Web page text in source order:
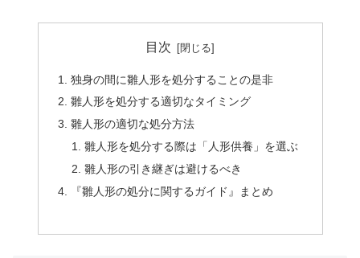
目次
独身の間に雛人形を処分することの是非
雛人形を処分する適切なタイミング
雛人形の適切な処分方法
雛人形を処分する際は「人形供養」を選ぶ
雛人形の引き継ぎは避けるべき
『雛人形の処分に関するガイド』まとめ